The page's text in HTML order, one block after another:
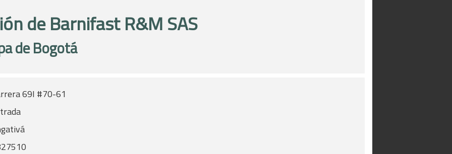
de Barnifast R&M SAS
de Bogotá
69I #70-61